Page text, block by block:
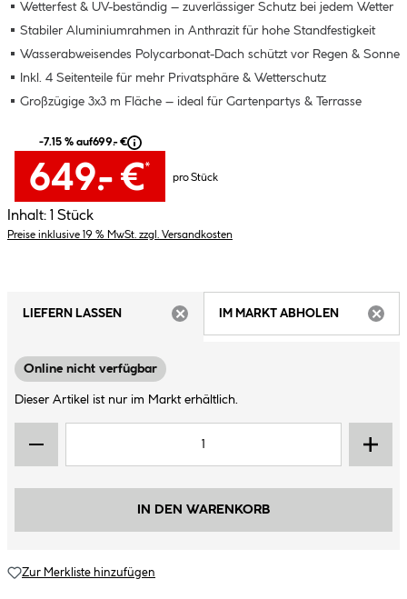
Wetterfest & UV-beständig – zuverlässiger Schutz bei jedem Wetter
Stabiler Aluminiumrahmen in Anthrazit für hohe Standfestigkeit
Wasserabweisendes Polycarbonat-Dach schützt vor Regen & Sonne
Inkl. 4 Seitenteile für mehr Privatsphäre & Wetterschutz
Großzügige 3x3 m Fläche – ideal für Gartenpartys & Terrasse
-7.15 % auf699.- €
649.- €*
pro Stück
Inhalt: 1 Stück
Preise inklusive 19 % MwSt. zzgl. Versandkosten
LIEFERN LASSEN
IM MARKT ABHOLEN
Online nicht verfügbar
Dieser Artikel ist nur im Markt erhältlich.
IN DEN WARENKORB
Zur Merkliste hinzufügen